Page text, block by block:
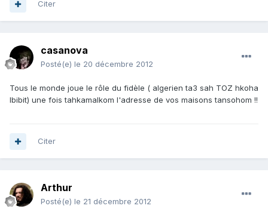
Citer
casanova
Posté(e) le 20 décembre 2012
Tous le monde joue le rôle du fidèle ( algerien ta3 sah TOZ hkoha
lbibit) une fois tahkamalkom l'adresse de vos maisons tansohom !!
Citer
Arthur
Posté(e) le 21 décembre 2012